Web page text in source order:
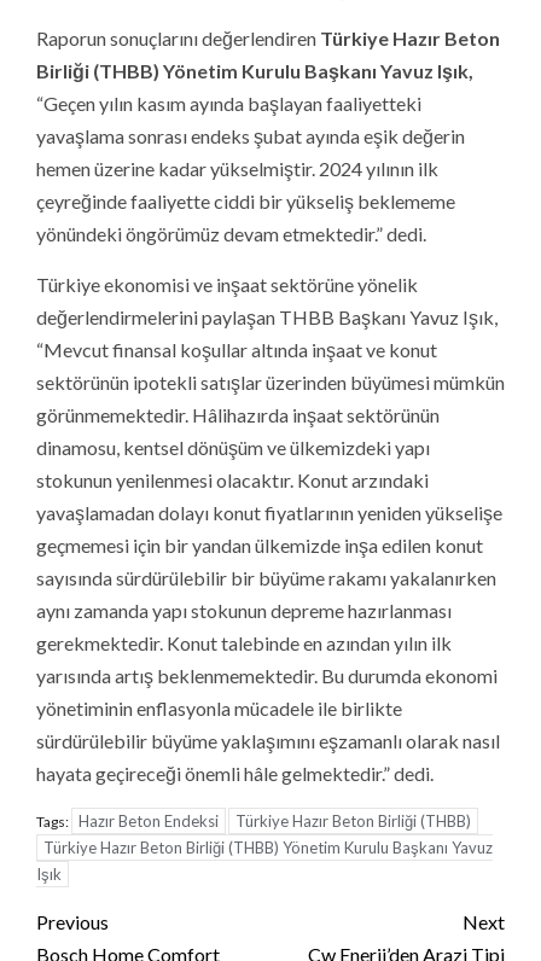
Raporun sonuçlarını değerlendiren Türkiye Hazır Beton
Birliği (THBB) Yönetim Kurulu Başkanı Yavuz Işık,
“Geçen yılın kasım ayında başlayan faaliyetteki
yavaşlama sonrası endeks şubat ayında eşik değerin
hemen üzerine kadar yükselmiştir. 2024 yılının ilk
çeyreğinde faaliyette ciddi bir yükseliş beklememe
yönündeki öngörümüz devam etmektedir.” dedi.
Türkiye ekonomisi ve inşaat sektörüne yönelik
değerlendirmelerini paylaşan THBB Başkanı Yavuz Işık,
“Mevcut finansal koşullar altında inşaat ve konut
sektörünün ipotekli satışlar üzerinden büyümesi mümkün
görünmemektedir. Hâlihazırda inşaat sektörünün
dinamosu, kentsel dönüşüm ve ülkemizdeki yapı
stokunun yenilenmesi olacaktır. Konut arzındaki
yavaşlamadan dolayı konut fiyatlarının yeniden yükselişe
geçmemesi için bir yandan ülkemizde inşa edilen konut
sayısında sürdürülebilir bir büyüme rakamı yakalanırken
aynı zamanda yapı stokunun depreme hazırlanması
gerekmektedir. Konut talebinde en azından yılın ilk
yarısında artış beklenmemektedir. Bu durumda ekonomi
yönetiminin enflasyonla mücadele ile birlikte
sürdürülebilir büyüme yaklaşımını eşzamanlı olarak nasıl
hayata geçireceği önemli hâle gelmektedir.” dedi.
Tags: Hazır Beton Endeksi
Türkiye Hazır Beton Birliği (THBB)
Türkiye Hazır Beton Birliği (THBB) Yönetim Kurulu Başkanı Yavuz
Işık
Continue
Previous
Bosch Home Comfort
Next
Cw Enerji’den Arazi Tipi